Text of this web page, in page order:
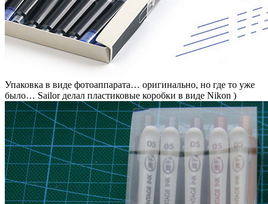
Упаковка в виде фотоаппарата… оригинально, но где то уже
было… Sailor делал пластиковые коробки в виде Nikon )